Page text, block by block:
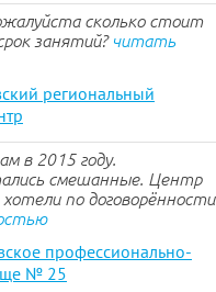
сколько стоит
занятий? читать
региональный
в 2015 году.
смешанные. Центр
по договорённости
профессионально-
№ 25